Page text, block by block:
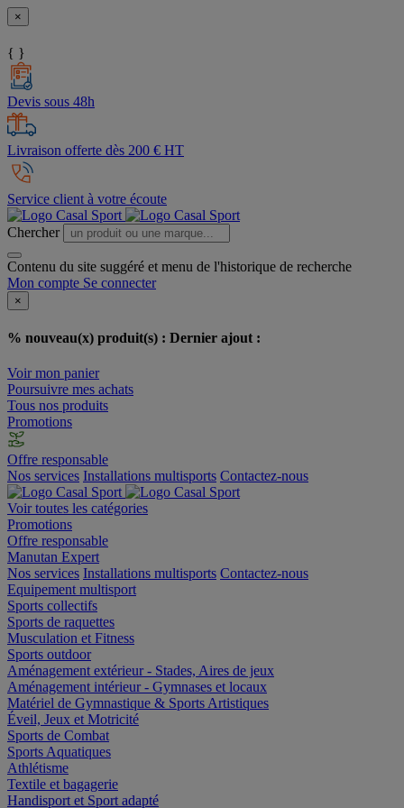
×
{ }
Devis sous 48h
Livraison offerte dès 200 € HT
Service client à votre écoute
Chercher
Contenu du site suggéré et menu de l'historique de recherche
Mon compte Se connecter
×
% nouveau(x) produit(s) : Dernier ajout :
Voir mon panier
Poursuivre mes achats
Tous nos produits
Promotions
Offre responsable
Nos services Installations multisports Contactez-nous
Voir toutes les catégories
Promotions
Offre responsable
Manutan Expert
Nos services Installations multisports Contactez-nous
Equipement multisport
Sports collectifs
Sports de raquettes
Musculation et Fitness
Sports outdoor
Aménagement extérieur - Stades, Aires de jeux
Aménagement intérieur - Gymnases et locaux
Matériel de Gymnastique & Sports Artistiques
Éveil, Jeux et Motricité
Sports de Combat
Sports Aquatiques
Athlétisme
Textile et bagagerie
Handisport et Sport adapté